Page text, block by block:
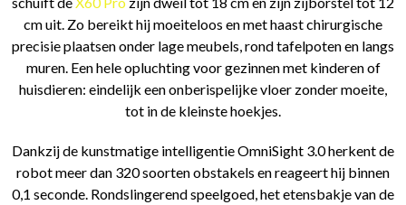
cm uit. Zo bereikt hij moeiteloos en met haast chirurgische
precisie plaatsen onder lage meubels, rond tafelpoten en langs
muren. Een hele opluchting voor gezinnen met kinderen of
huisdieren: eindelijk een onberispelijke vloer zonder moeite,
tot in de kleinste hoekjes.
Dankzij de kunstmatige intelligentie OmniSight 3.0 herkent de
robot meer dan 320 soorten obstakels en reageert hij binnen
0,1 seconde. Rondslingerend speelgoed, het etensbakje van de